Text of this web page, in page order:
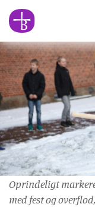
Skip
to
main
content
Oprindeligt
med fest og